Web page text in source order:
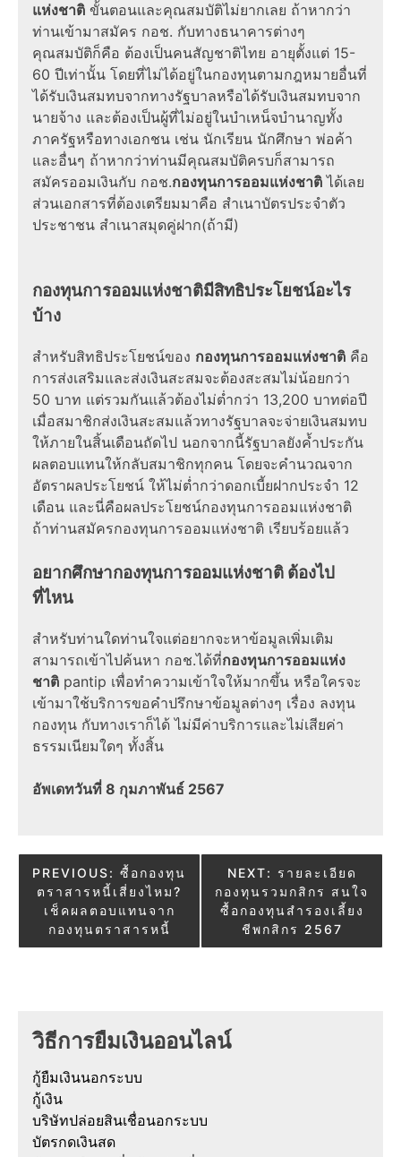
แห่งชาติ ขั้นตอนและคุณสมบัติไม่ยากเลย ถ้าหากว่า
ท่านเข้ามาสมัคร กอช. กับทางธนาคารต่างๆ
คุณสมบัติก็คือ ต้องเป็นคนสัญชาติไทย อายุตั้งแต่ 15-
60 ปีเท่านั้น โดยที่ไม่ได้อยู่ในกองทุนตามกฎหมายอื่นที่
ได้รับเงินสมทบจากทางรัฐบาลหรือได้รับเงินสมทบจาก
นายจ้าง และต้องเป็นผู้ที่ไม่อยู่ในบำเหน็จบำนาญทั้ง
ภาครัฐหรือทางเอกชน เช่น นักเรียน นักศึกษา พ่อค้า
และอื่นๆ ถ้าหากว่าท่านมีคุณสมบัติครบก็สามารถ
สมัครออมเงินกับ กอช.กองทุนการออมแห่งชาติ ได้เลย
ส่วนเอกสารที่ต้องเตรียมมาคือ สำเนาบัตรประจำตัว
ประชาชน สำเนาสมุดคู่ฝาก(ถ้ามี)
กองทุนการออมแห่งชาติมีสิทธิประโยชน์อะไร
บ้าง
สำหรับสิทธิประโยชน์ของ กองทุนการออมแห่งชาติ คือ
การส่งเสริมและส่งเงินสะสมจะต้องสะสมไม่น้อยกว่า
50 บาท แต่รวมกันแล้วต้องไม่ต่ำกว่า 13,200 บาทต่อปี
เมื่อสมาชิกส่งเงินสะสมแล้วทางรัฐบาลจะจ่ายเงินสมทบ
ให้ภายในสิ้นเดือนถัดไป นอกจากนี้รัฐบาลยังค้ำประกัน
ผลตอบแทนให้กลับสมาชิกทุกคน โดยจะคำนวณจาก
อัตราผลประโยชน์ ให้ไม่ต่ำกว่าดอกเบี้ยฝากประจำ 12
เดือน และนี่คือผลประโยชน์กองทุนการออมแห่งชาติ
ถ้าท่านสมัครกองทุนการออมแห่งชาติ เรียบร้อยแล้ว
อยากศึกษากองทุนการออมแห่งชาติ ต้องไป
ที่ไหน
สำหรับท่านใดท่านใจแต่อยากจะหาข้อมูลเพิ่มเติม
สามารถเข้าไปค้นหา กอช.ได้ที่กองทุนการออมแห่ง
ชาติ pantip เพื่อทำความเข้าใจให้มากขึ้น หรือใครจะ
เข้ามาใช้บริการขอคำปรึกษาข้อมูลต่างๆ เรื่อง ลงทุน
กองทุน กับทางเราก็ได้ ไม่มีค่าบริการและไม่เสียค่า
ธรรมเนียมใดๆ ทั้งสิ้น
อัพเดทวันที่ 8 กุมภาพันธ์ 2567
Post
navigation
PREVIOUS: ซื้อกองทุน
ตราสารหนี้เสี่ยงไหม?
เช็คผลตอบแทนจาก
กองทุนตราสารหนี้
NEXT: รายละเอียด
กองทุนรวมกสิกร สนใจ
ซื้อกองทุนสํารองเลี้ยง
ชีพกสิกร 2567
วิธีการยืมเงินออนไลน์
กู้ยืมเงินนอกระบบ
กู้เงิน
บริษัทปล่อยสินเชื่อนอกระบบ
บัตรกดเงินสด